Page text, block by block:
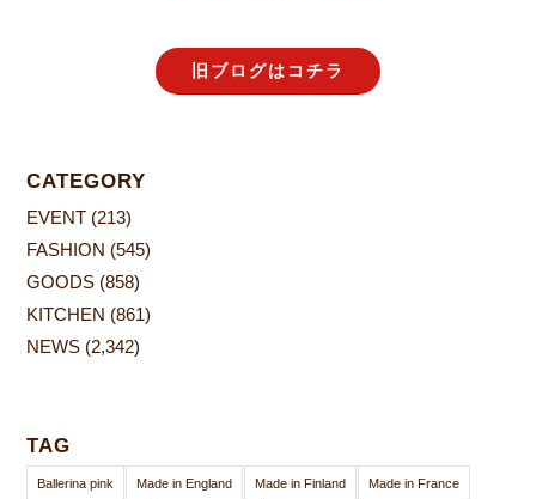
旧ブログはコチラ
CATEGORY
EVENT (213)
FASHION (545)
GOODS (858)
KITCHEN (861)
NEWS (2,342)
TAG
Ballerina pink Made in England Made in Finland Made in France